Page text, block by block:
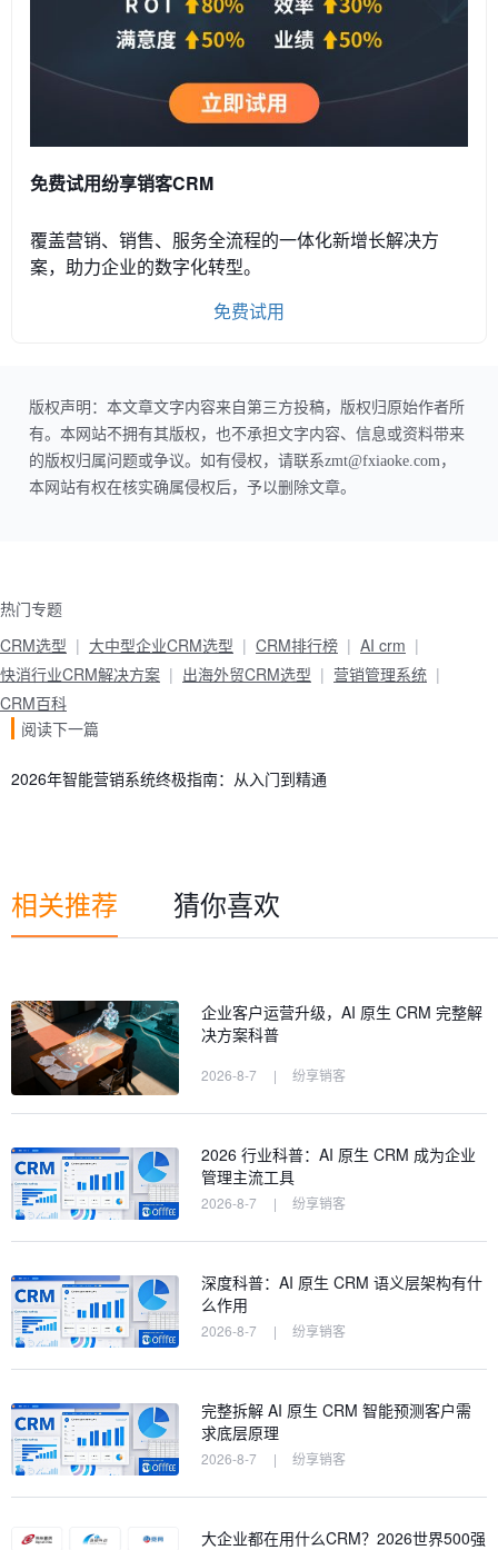
免费试用纷享销客CRM
覆盖营销、销售、服务全流程的一体化新增长解决方
案，助力企业的数字化转型。
免费试用
版权声明：本文章文字内容来自第三方投稿，版权归原始作者所
有。本网站不拥有其版权，也不承担文字内容、信息或资料带来
的版权归属问题或争议。如有侵权，请联系zmt@fxiaoke.com，
本网站有权在核实确属侵权后，予以删除文章。
热门专题
CRM选型
大中型企业CRM选型 CRM排行榜
AI crm
快消行业CRM解决方案
出海外贸CRM选型
营销管理系统
CRM百科
阅读下一篇
2026年智能营销系统终极指南：从入门到精通
相关推荐 猜你喜欢
企业客户运营升级，AI 原生 CRM 完整解
决方案科普
2026-8-7 | 纷享销客
2026 行业科普：AI 原生 CRM 成为企业
管理主流工具
2026-8-7 | 纷享销客
深度科普：AI 原生 CRM 语义层架构有什
么作用
2026-8-7 | 纷享销客
完整拆解 AI 原生 CRM 智能预测客户需
求底层原理
2026-8-7 | 纷享销客
大企业都在用什么CRM？2026世界500强